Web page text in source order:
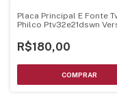
Placa Principal E Fonte
Philco Ptv32e21dswn
R$180,00